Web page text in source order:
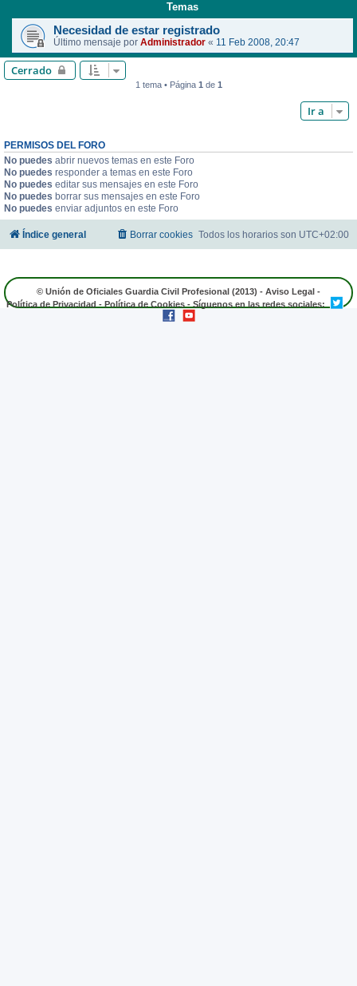
Temas
Necesidad de estar registrado
Último mensaje por Administrador « 11 Feb 2008, 20:47
Cerrado
1 tema • Página 1de 1
Ir a
PERMISOS DEL FORO
No puedes abrir nuevos temas en este Foro
No puedes responder a temas en este Foro
No puedes editar sus mensajes en este Foro
No puedes borrar sus mensajes en este Foro
No puedes enviar adjuntos en este Foro
Índice general Todos los horarios son UTC+02:00
Borrar cookies
© Unión de Oficiales Guardia Civil Profesional (2013) - Aviso Legal -
Política de Privacidad-Política de Cookies- Síguenos en las redes sociales: